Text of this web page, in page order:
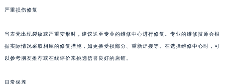
严重损伤修复
当表壳出现裂纹或严重变形时，建议送至专业的维修中心进行修复。专业的维修技师会根
据实际情况采取相应的修复措施，如更换受损部分、重新焊接等。在选择维修中心时，可
以参考朋友推荐或在线评价来挑选信誉良好的店铺。
日常保养